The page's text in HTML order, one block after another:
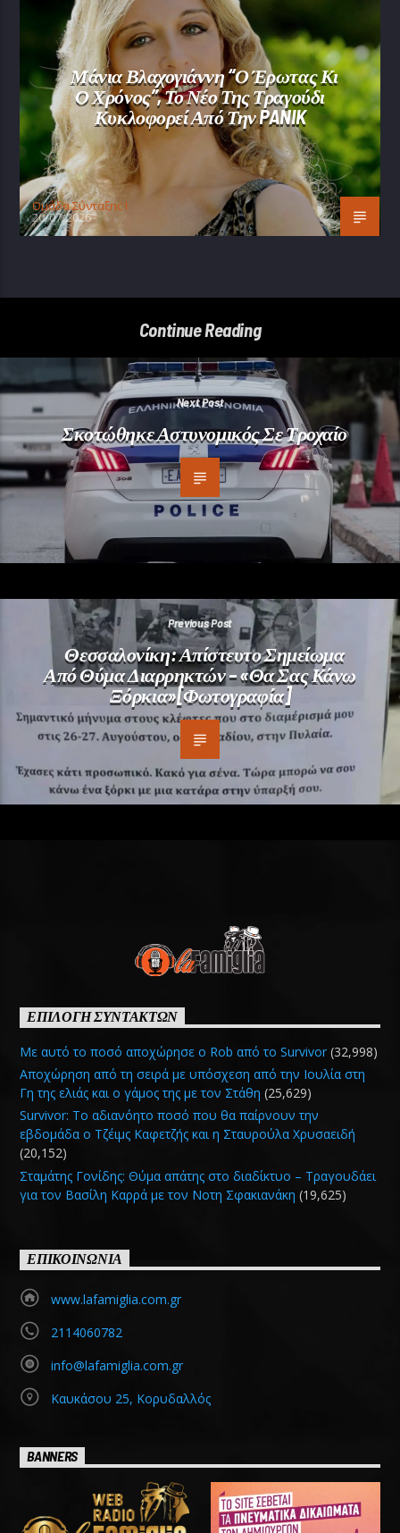
Μάνια Βλαχογιάννη “Ο Έρωτας Κι
Ο Χρόνος”, Το Νέο Της Τραγούδι
Κυκλοφορεί Από Την PANIK
Oμάδα Σύνταξης Ι
20/07/2026
Continue Reading
Next Post
Σκοτώθηκε Αστυνομικός Σε Τροχαίο
Previous Post
Θεσσαλονίκη: Απίστευτο Σημείωμα
Από Θύμα Διαρρηκτών – «Θα Σας Κάνω
Ξόρκια»[Φωτογραφία]
ΕΠΙΛΟΓΗ ΣΥΝΤΑΚΤΩΝ
Με αυτό το ποσό αποχώρησε ο Rob από το Survivor (32,998)
Αποχώρηση από τη σειρά με υπόσχεση από την Ιουλία στη
Γη της ελιάς και ο γάμος της με τον Στάθη (25,629)
Survivor: Το αδιανόητο ποσό που θα παίρνουν την
εβδομάδα ο Τζέιμς Καφετζής και η Σταυρούλα Χρυσαειδή
(20,152)
Σταμάτης Γονίδης: Θύμα απάτης στο διαδίκτυο – Τραγουδάει
για τον Βασίλη Καρρά με τον Νοτη Σφακιανάκη (19,625)
ΕΠΙΚΟΙΝΩΝΙΑ
www.lafamiglia.com.gr
2114060782
info@lafamiglia.com.gr
Καυκάσου 25, Κορυδαλλός
BANNERS